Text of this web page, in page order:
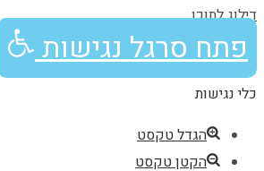
גלילה
לראש
העמוד
דילוג לתוכן
פתח סרגל נגישות
כלי נגישות
הגדל טקסט
הקטן טקסט